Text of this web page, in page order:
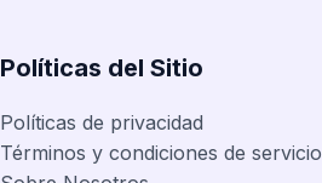
Políticas del Sitio
Políticas de privacidad
Términos y condiciones de servicio